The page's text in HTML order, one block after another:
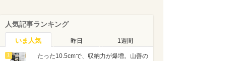
人気記事ランキング
いま人気 昨日 1週間
1
たった10.5cmで、収納力が爆増。山善の